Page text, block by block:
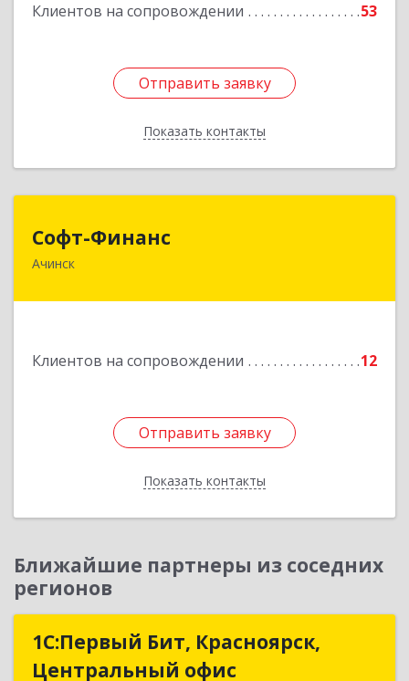
Клиентов на сопровождении 53
Отправить заявку
Показать контакты
Отправить заявку
Назад
Софт-Финанс
Ачинск
Клиентов на сопровождении 12
Отправить заявку
Показать контакты
662150, Красноярский край, Ачинск г, 1-й мкр,
Отправить заявку
Назад
Ближайшие партнеры из соседних
регионов
1С:Первый Бит, Красноярск,
Центральный офис
1С:Первый Бит, Красноярск,
Центральный офис